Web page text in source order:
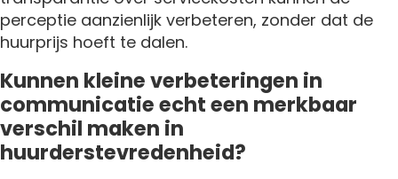
perceptie aanzienlijk verbeteren, zonder dat de
huurprijs hoeft te dalen.
Kunnen kleine verbeteringen in
communicatie echt een merkbaar
verschil maken in
huurderstevredenheid?